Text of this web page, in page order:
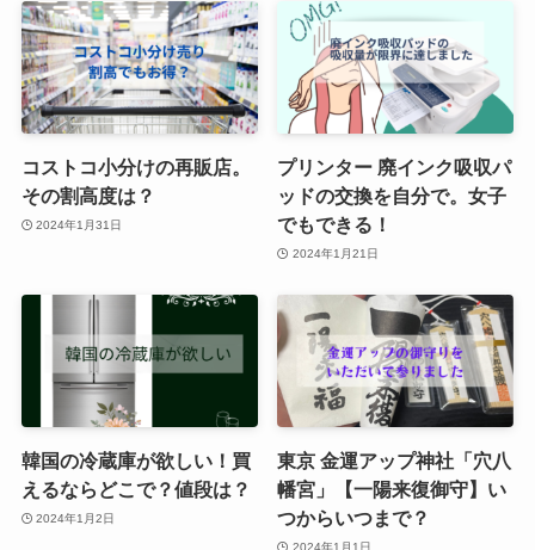
コストコ小分けの再販店。
その割高度は？
2024年1月31日
プリンター 廃インク吸収パ
ッドの交換を自分で。女子
でもできる！
2024年1月21日
韓国の冷蔵庫が欲しい！買
えるならどこで？値段は？
2024年1月2日
東京 金運アップ神社「穴八
幡宮」【一陽来復御守】い
つからいつまで？
2024年1月1日